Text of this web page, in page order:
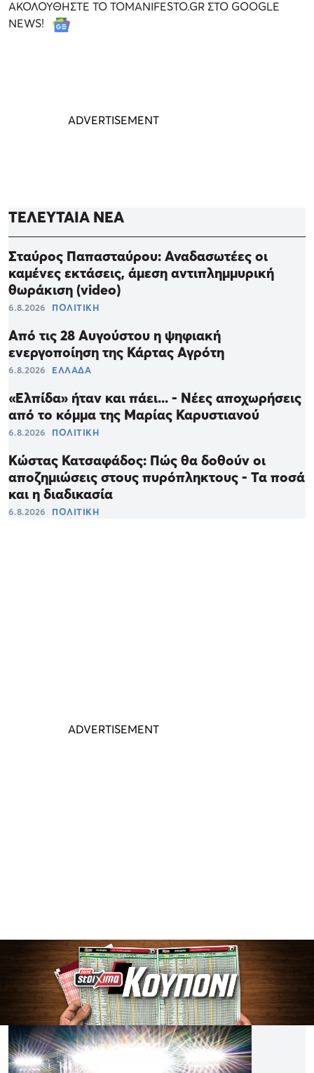
ΑΚΟΛΟΥΘΗΣΤΕ ΤΟ TOMANIFESTO.GR ΣΤΟ GOOGLE
NEWS!
ΤΕΛΕΥΤΑΙΑ ΝΕΑ
Σταύρος Παπασταύρου: Αναδασωτέες οι
καμένες εκτάσεις, άμεση αντιπλημμυρική
θωράκιση (video)
6.8.2026 ΠΟΛΙΤΙΚΗ
Από τις 28 Αυγούστου η ψηφιακή
ενεργοποίηση της Κάρτας Αγρότη
6.8.2026 ΕΛΛΑΔΑ
«Ελπίδα» ήταν και πάει... - Νέες αποχωρήσεις
από το κόμμα της Μαρίας Καρυστιανού
6.8.2026 ΠΟΛΙΤΙΚΗ
Κώστας Κατσαφάδος: Πώς θα δοθούν οι
αποζημιώσεις στους πυρόπληκτους - Τα ποσά
και η διαδικασία
6.8.2026 ΠΟΛΙΤΙΚΗ